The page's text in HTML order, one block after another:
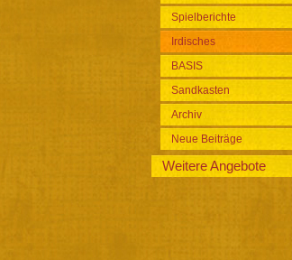
Spielberichte
Irdisches
BASIS
Sandkasten
Archiv
Neue Beiträge
Weitere Angebote